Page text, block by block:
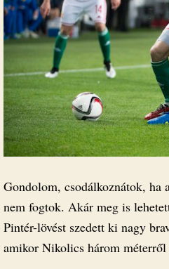
Gondolom, csodálkoznátok, ha
nem fogtok. Akár meg is
Pintér-lövést szedett ki nagy
amikor Nikolics három